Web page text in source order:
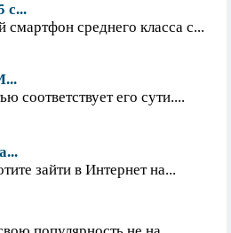
с...
среднего класса с...
соответствует его сути....
зайти в Интернет на...